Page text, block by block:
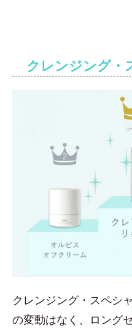
クレンジング・
クレンジング・スペシ
の変動はなく、ロング